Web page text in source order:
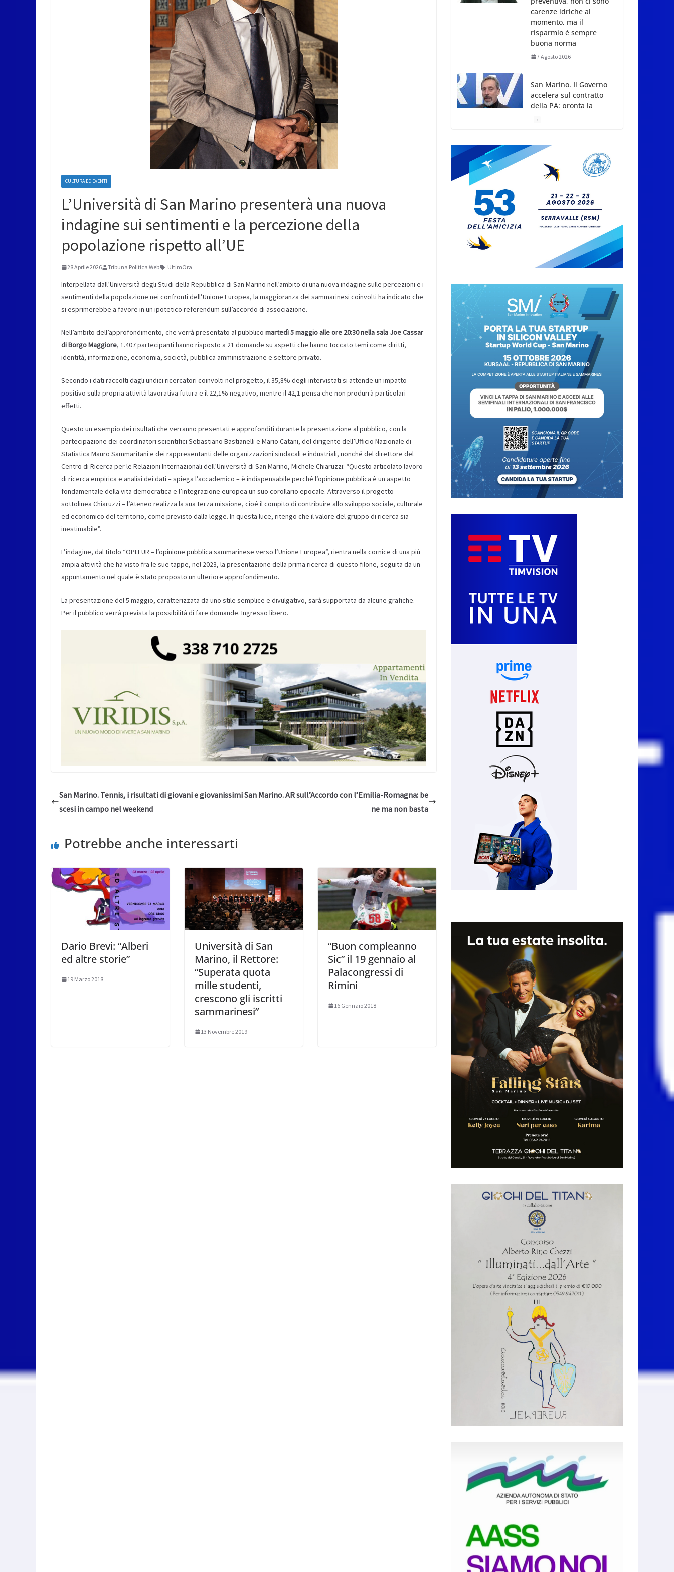
CULTURA ED EVENTI
L’Università di San Marino presenterà una nuova
indagine sui sentimenti e la percezione della
popolazione rispetto all’UE
28 Aprile 2026 Tribuna Politica Web UltimOra
Interpellata dall’Università degli Studi della Repubblica di San Marino nell’ambito di una nuova indagine sulle percezioni e i
sentimenti della popolazione nei confronti dell’Unione Europea, la maggioranza dei sammarinesi coinvolti ha indicato che
si esprimerebbe a favore in un ipotetico referendum sull’accordo di associazione.
Nell’ambito dell’approfondimento, che verrà presentato al pubblico martedì 5 maggio alle ore 20:30 nella sala Joe Cassar
di Borgo Maggiore, 1.407 partecipanti hanno risposto a 21 domande su aspetti che hanno toccato temi come diritti,
identità, informazione, economia, società, pubblica amministrazione e settore privato.
Secondo i dati raccolti dagli undici ricercatori coinvolti nel progetto, il 35,8% degli intervistati si attende un impatto
positivo sulla propria attività lavorativa futura e il 22,1% negativo, mentre il 42,1 pensa che non produrrà particolari
effetti.
Questo un esempio dei risultati che verranno presentati e approfonditi durante la presentazione al pubblico, con la
partecipazione dei coordinatori scientifici Sebastiano Bastianelli e Mario Catani, del dirigente dell’Ufficio Nazionale di
Statistica Mauro Sammaritani e dei rappresentanti delle organizzazioni sindacali e industriali, nonché del direttore del
Centro di Ricerca per le Relazioni Internazionali dell’Università di San Marino, Michele Chiaruzzi: “Questo articolato lavoro
di ricerca empirica e analisi dei dati – spiega l’accademico – è indispensabile perché l’opinione pubblica è un aspetto
fondamentale della vita democratica e l’integrazione europea un suo corollario epocale. Attraverso il progetto –
sottolinea Chiaruzzi – l’Ateneo realizza la sua terza missione, cioé il compito di contribuire allo sviluppo sociale, culturale
ed economico del territorio, come previsto dalla legge. In questa luce, ritengo che il valore del gruppo di ricerca sia
inestimabile”.
L’indagine, dal titolo “OPI.EUR – l’opinione pubblica sammarinese verso l’Unione Europea”, rientra nella cornice di una più
ampia attività che ha visto fra le sue tappe, nel 2023, la presentazione della prima ricerca di questo filone, seguita da un
appuntamento nel quale è stato proposto un ulteriore approfondimento.
La presentazione del 5 maggio, caratterizzata da uno stile semplice e divulgativo, sarà supportata da alcune grafiche.
Per il pubblico verrà prevista la possibilità di fare domande. Ingresso libero.
San Marino. Tennis, i risultati di giovani e giovanissimi
scesi in campo nel weekend
San Marino. AR sull’Accordo con l’Emilia-Romagna: be
ne ma non basta
Potrebbe anche interessarti
Dario Brevi: “Alberi
ed altre storie”
19 Marzo 2018
Università di San
Marino, il Rettore:
“Superata quota
mille studenti,
crescono gli iscritti
sammarinesi”
13 Novembre 2019
“Buon compleanno
Sic” il 19 gennaio al
Palacongressi di
Rimini
16 Gennaio 2018
carenze idriche al
momento, ma il
risparmio è sempre
buona norma
7 Agosto 2026
San Marino. Il Governo
accelera sul contratto
della PA: pronta la
San Marino. A
settant’anni dal rogo di
Marcinelle: la memoria
lezione della storia per
la tutela del lavoro
7 Agosto 2026
Taranto 2026, la
delegazione
dai Capitani
Reggenti.Valentina
Venerucci e Jacopo
Frisoni i due
portabandiera
7 Agosto 2026
L’Associazione
Frontalieri Italia San
Marino incontra
l’Ambasciatore
Colaceci per un
confronto su diritti e
discriminazioni a
scapito dei lavoratori
7 Agosto 2026